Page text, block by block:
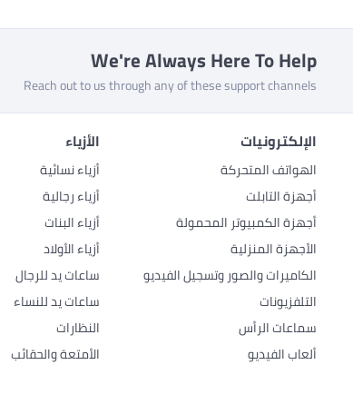
We're Always Here To Help
Reach out to us through any of these support channels
الإلكترونيات
الهواتف المتحركة
أجهزة التابلت
أجهزة الكمبيوتر المحمولة
الأجهزة المنزلية
الكاميرات والصور وتسجيل الفيديو
التلفزيونات
سماعات الرأس
ألعاب الفيديو
الأزياء
أزياء نسائية
أزياء رجالية
أزياء البنات
أزياء الأولاد
ساعات يد للرجال
ساعات يد للنساء
النظارات
الأمتعة والحقائب